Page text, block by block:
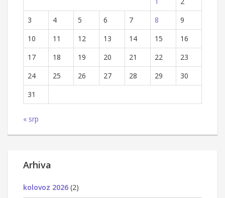
3
4 5 6 7 8
9
10
11 12 13 14 15
16
17
18 19 20 21 22
23
24
25 26 27 28 29
30
31
« srp
Arhiva
kolovoz 2026 (2)